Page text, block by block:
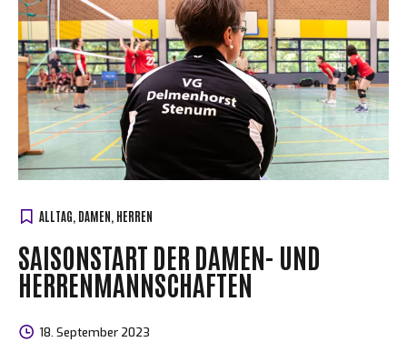
ALLTAG DAMEN HERREN
SAISONSTART DER DAMEN- UND
HERRENMANNSCHAFTEN
18. September 2023